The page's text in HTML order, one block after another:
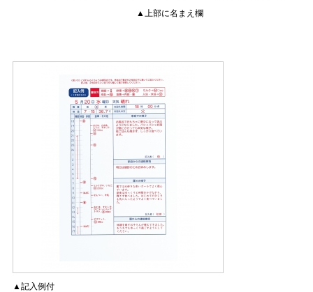
▲上部に名まえ欄
▲記入例付